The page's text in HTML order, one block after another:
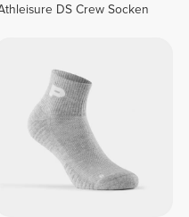
DS Crew Socken